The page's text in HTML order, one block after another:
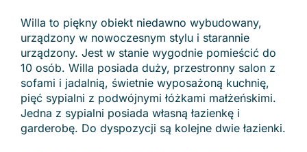
Willa to piękny obiekt niedawno wybudowany,
urządzony w nowoczesnym stylu i starannie
urządzony. Jest w stanie wygodnie pomieścić do
10 osób. Willa posiada duży, przestronny salon z
sofami i jadalnią, świetnie wyposażoną kuchnię,
pięć sypialni z podwójnymi łóżkami małżeńskimi.
Jedna z sypialni posiada własną łazienkę i
garderobę. Do dyspozycji są kolejne dwie łazienki.